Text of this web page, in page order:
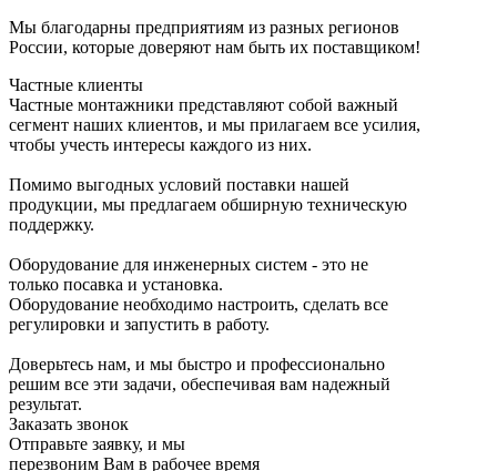
Мы благодарны предприятиям из разных регионов
России, которые доверяют нам быть их поставщиком!
Частные клиенты
Частные монтажники представляют собой важный
сегмент наших клиентов, и мы прилагаем все усилия,
чтобы учесть интересы каждого из них.
Помимо выгодных условий поставки нашей
продукции, мы предлагаем обширную техническую
поддержку.
Оборудование для инженерных систем - это не
только посавка и установка.
Оборудование необходимо настроить, сделать все
регулировки и запустить в работу.
Доверьтесь нам, и мы быстро и профессионально
решим все эти задачи, обеспечивая вам надежный
результат.
Заказать звонок
Отправьте заявку, и мы
перезвоним Вам в рабочее время